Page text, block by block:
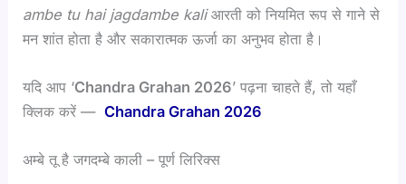
ambe tu hai jagdambe kaliआरती को नियमित रूप से गाने से
मन शांत होता है और सकारात्मक ऊर्जा का अनुभव होता है।
यदि आप ‘Chandra Grahan 2026’ पढ़ना चाहते हैं, तो यहाँ
क्लिक करें —Chandra Grahan 2026
अम्बे तू है जगदम्बे काली – पूर्ण लिरिक्स